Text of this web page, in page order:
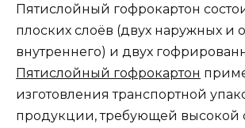
Пятислойный гофрокартон
плоских слоёв (двух наружных и
внутреннего) и двух
Пятислойный гофрокартон
изготовления транспортной
продукции, требующей высокой